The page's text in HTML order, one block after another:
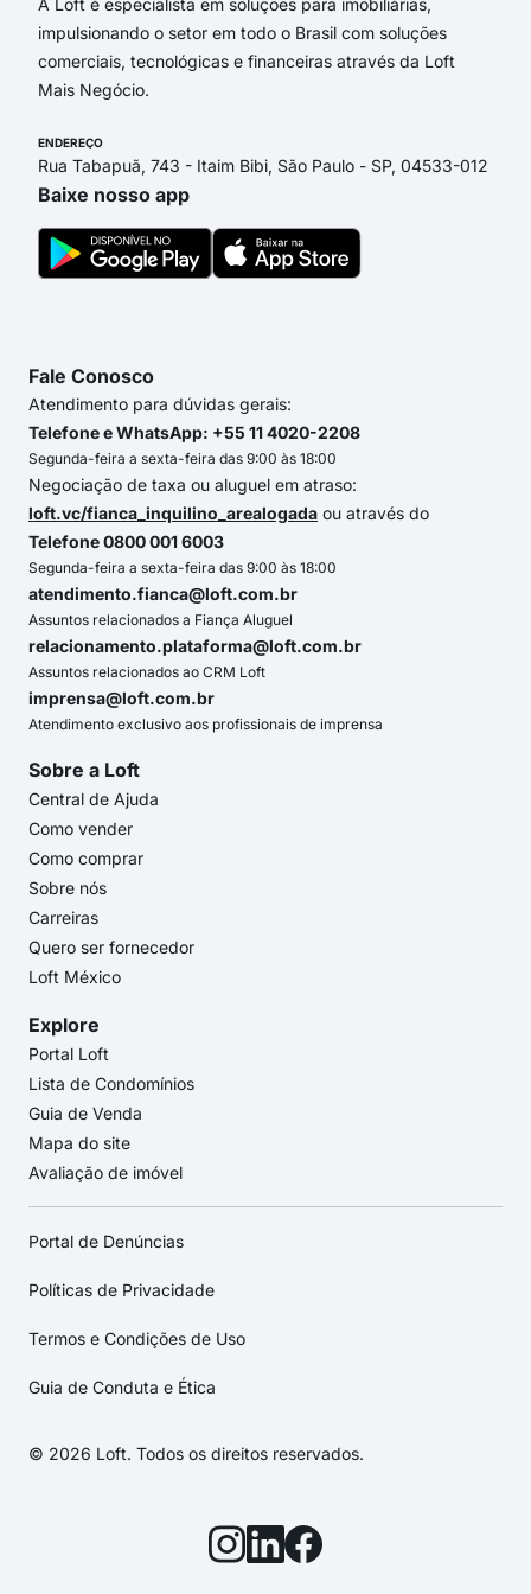
A Loft é especialista em soluções para imobiliárias,
impulsionando o setor em todo o Brasil com soluções
comerciais, tecnológicas e financeiras através da Loft
Mais Negócio.
ENDEREÇO
Rua Tabapuã, 743 - Itaim Bibi, São Paulo - SP, 04533-012
Baixe nosso app
Fale Conosco
Atendimento para dúvidas gerais:
Telefone e WhatsApp: +55 11 4020-2208
Segunda-feira a sexta-feira das 9:00 às 18:00
Negociação de taxa ou aluguel em atraso:
loft.vc/fianca_inquilino_arealogada ou através do
Telefone 0800 001 6003
Segunda-feira a sexta-feira das 9:00 às 18:00
atendimento.fianca@loft.com.br
Assuntos relacionados a Fiança Aluguel
relacionamento.plataforma@loft.com.br
Assuntos relacionados ao CRM Loft
imprensa@loft.com.br
Atendimento exclusivo aos profissionais de imprensa
Sobre a Loft
Central de Ajuda
Como vender
Como comprar
Sobre nós
Carreiras
Quero ser fornecedor
Loft México
Explore
Portal Loft
Lista de Condomínios
Guia de Venda
Mapa do site
Avaliação de imóvel
Portal de Denúncias
Políticas de Privacidade
Termos e Condições de Uso
Guia de Conduta e Ética
© 2026 Loft. Todos os direitos reservados.